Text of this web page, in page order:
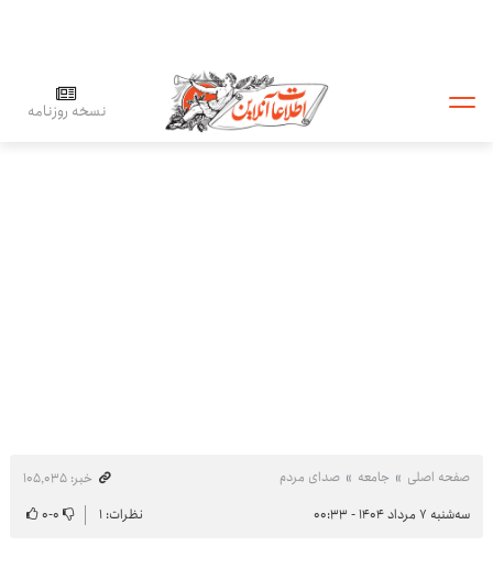
نسخه روزنامه
صفحه اصلی جامعه صدای مردم
خبر: ۱۰۵٬۰۳۵
سه‌شنبه ۷ مرداد ۱۴۰۴ - ۰۰:۳۳
نظرات: ۱ ۰-۰